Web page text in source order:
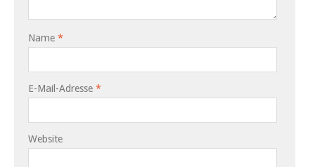
Name *
E-Mail-Adresse *
Website